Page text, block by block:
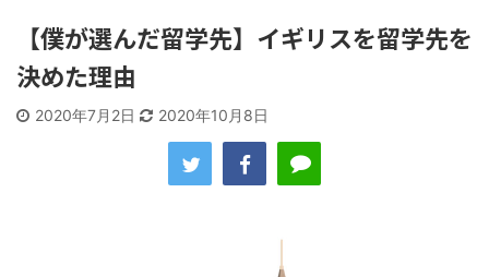
【僕が選んだ留学先】イギリスを留学先を
決めた理由
2020年7月2日 2020年10月8日